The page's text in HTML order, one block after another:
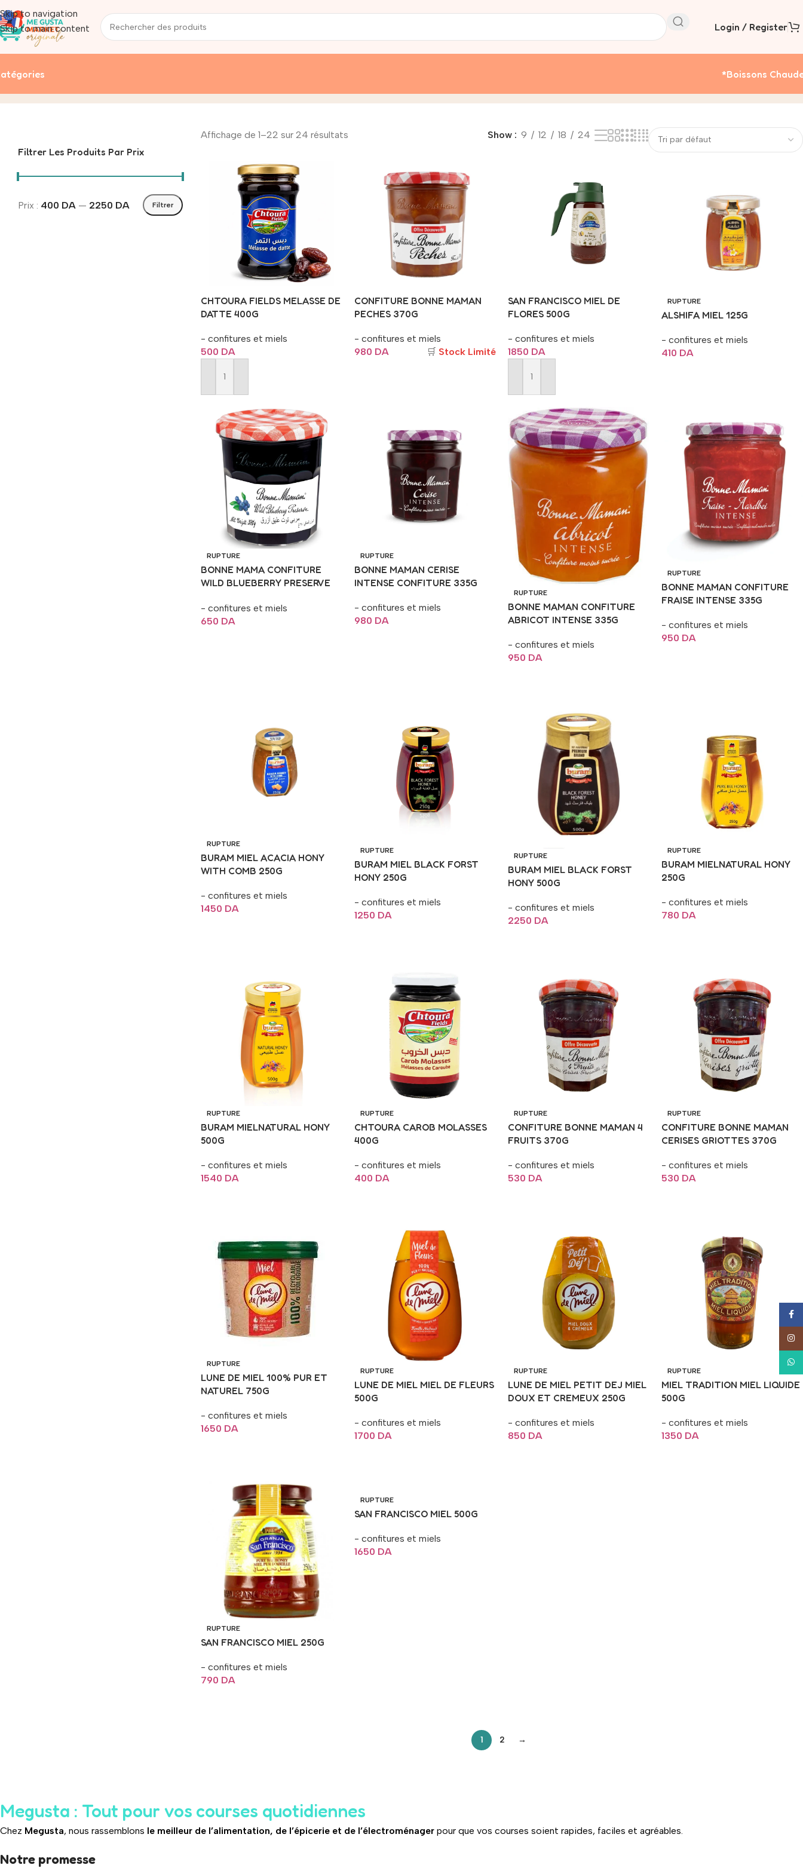
Skip to navigation
Skip to main content
Login / Register
*boissons
Filtrer Les Produits Par Prix
Filtrer
Prix : 400 DA — 2250 DA
Affichage de 1–22 sur 24 résultats Show 9 12 18 24
CHTOURA FIELDS MELASSE DE
DATTE 400G
- confitures et miels
500 DA
Ajouter Au Panier
CONFITURE BONNE MAMAN
PECHES 370G
- confitures et miels
980 DA 🛒 Stock Limité
SAN FRANCISCO MIEL DE
FLORES 500G
- confitures et miels
1850 DA
Ajouter Au Panier
RUPTURE
ALSHIFA MIEL 125G
- confitures et miels
410 DA
RUPTURE
BONNE MAMA CONFITURE
WILD BLUEBERRY PRESERVE
- confitures et miels
650 DA
RUPTURE
BONNE MAMAN CERISE
INTENSE CONFITURE 335G
- confitures et miels
980 DA
RUPTURE
BONNE MAMAN CONFITURE
ABRICOT INTENSE 335G
- confitures et miels
950 DA
RUPTURE
BONNE MAMAN CONFITURE
FRAISE INTENSE 335G
- confitures et miels
950 DA
RUPTURE
BURAM MIEL ACACIA HONY
WITH COMB 250G
- confitures et miels
1450 DA
RUPTURE
BURAM MIEL BLACK FORST
HONY 250G
- confitures et miels
1250 DA
RUPTURE
BURAM MIEL BLACK FORST
HONY 500G
- confitures et miels
2250 DA
RUPTURE
BURAM MIELNATURAL HONY
250G
- confitures et miels
780 DA
RUPTURE
BURAM MIELNATURAL HONY
500G
- confitures et miels
1540 DA
RUPTURE
CHTOURA CAROB MOLASSES
400G
- confitures et miels
400 DA
RUPTURE
CONFITURE BONNE MAMAN 4
FRUITS 370G
- confitures et miels
530 DA
RUPTURE
CONFITURE BONNE MAMAN
CERISES GRIOTTES 370G
- confitures et miels
530 DA
RUPTURE
LUNE DE MIEL 100% PUR ET
NATUREL 750G
- confitures et miels
1650 DA
RUPTURE
LUNE DE MIEL MIEL DE FLEURS
500G
- confitures et miels
1700 DA
RUPTURE
LUNE DE MIEL PETIT DEJ MIEL
DOUX ET CREMEUX 250G
- confitures et miels
850 DA
RUPTURE
MIEL TRADITION MIEL LIQUIDE
500G
- confitures et miels
1350 DA
RUPTURE
SAN FRANCISCO MIEL 250G
- confitures et miels
790 DA
RUPTURE
SAN FRANCISCO MIEL 500G
- confitures et miels
1650 DA
1 2 →
Megusta : Tout pour vos courses quotidiennes
Chez Megusta, nous rassemblons le meilleur de l’alimentation, de l’épicerie et de l’électroménager pour que vos courses soient rapides, faciles et agréables.
Notre promesse